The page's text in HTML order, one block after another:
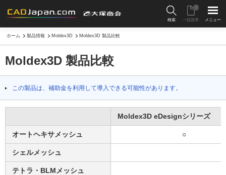
検索 一括請求
0
メニュー
ホーム 製品情報 Moldex3D Moldex3D 製品比較
Moldex3D 製品比較
この製品は、補助金を利用して導入できる可能性があります。
Moldex3D eDesignシリーズ
オートヘキサメッシュ ○
シェルメッシュ
テトラ・BLMメッシュ